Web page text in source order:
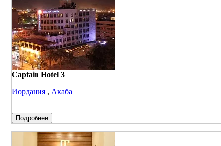
Captain Hotel 3
Иордания , Акаба
Подробнее